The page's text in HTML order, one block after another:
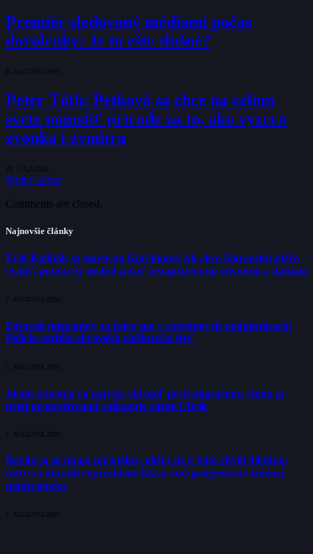
Premiér sledovaný médiami počas
dovolenky: Je to ešte slušné?
8. AUGUSTA 2025
Peter Tóth: Petková sa chce na celom
svete pomstiť prírode za to, ako vyzerá
zvonka i zvnútra
28. JÚLA 2025
Pridať názor
Comments are closed.
Najnovšie články
Erik Kaliňák sa smeje na Korčokovi: Ak chce Slovensku niečo
vrátiť, potom by mohol začať nezaplatenými odvodmi a daňami
7. AUGUSTA 2026
Pašovali migrantov za tisíce eur v extrémnych podmienkach!
Polícia rozbila obrovskú zločineckú sieť
7. AUGUSTA 2026
Ideme Európu čo najviac chrániť pred migračnou vlnou aj
pred progresívcami, odkazuje rázne Uhrík
7. AUGUSTA 2026
Bavíte sa so mnou normálne, alebo ste v tejto chvíli diktátor,
ostro sa ohradil exprezident Klasu voči progresívne ladenej
moderátorke
7. AUGUSTA 2026